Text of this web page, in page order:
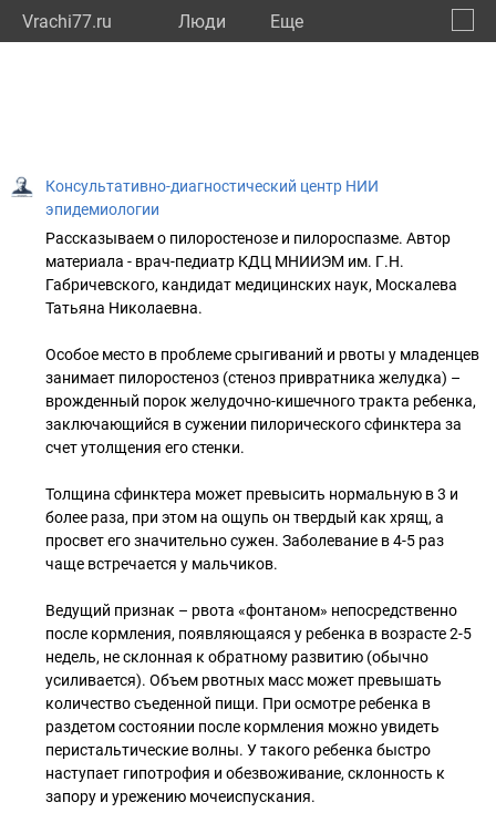
Vrachi77.ru Люди Eще
Консультативно-диагностический центр НИИ
эпидемиологии
Рассказываем о пилоростенозе и пилороспазме. Автор
материала - врач-педиатр КДЦ МНИИЭМ им. Г.Н.
Габричевского, кандидат медицинских наук, Москалева
Татьяна Николаевна.
Особое место в проблеме срыгиваний и рвоты у младенцев
занимает пилоростеноз (стеноз привратника желудка) –
врожденный порок желудочно-кишечного тракта ребенка,
заключающийся в сужении пилорического сфинктера за
счет утолщения его стенки.
Толщина сфинктера может превысить нормальную в 3 и
более раза, при этом на ощупь он твердый как хрящ, а
просвет его значительно сужен. Заболевание в 4-5 раз
чаще встречается у мальчиков.
Ведущий признак – рвота «фонтаном» непосредственно
после кормления, появляющаяся у ребенка в возрасте 2-5
недель, не склонная к обратному развитию (обычно
усиливается). Объем рвотных масс может превышать
количество съеденной пищи. При осмотре ребенка в
раздетом состоянии после кормления можно увидеть
перистальтические волны. У такого ребенка быстро
наступает гипотрофия и обезвоживание, склонность к
запору и урежению мочеиспускания.